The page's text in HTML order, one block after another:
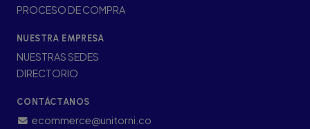
PROCESO DE COMPRA
NUESTRA EMPRESA
NUESTRAS SEDES
DIRECTORIO
CONTÁCTANOS
ecommerce@unitorni.co